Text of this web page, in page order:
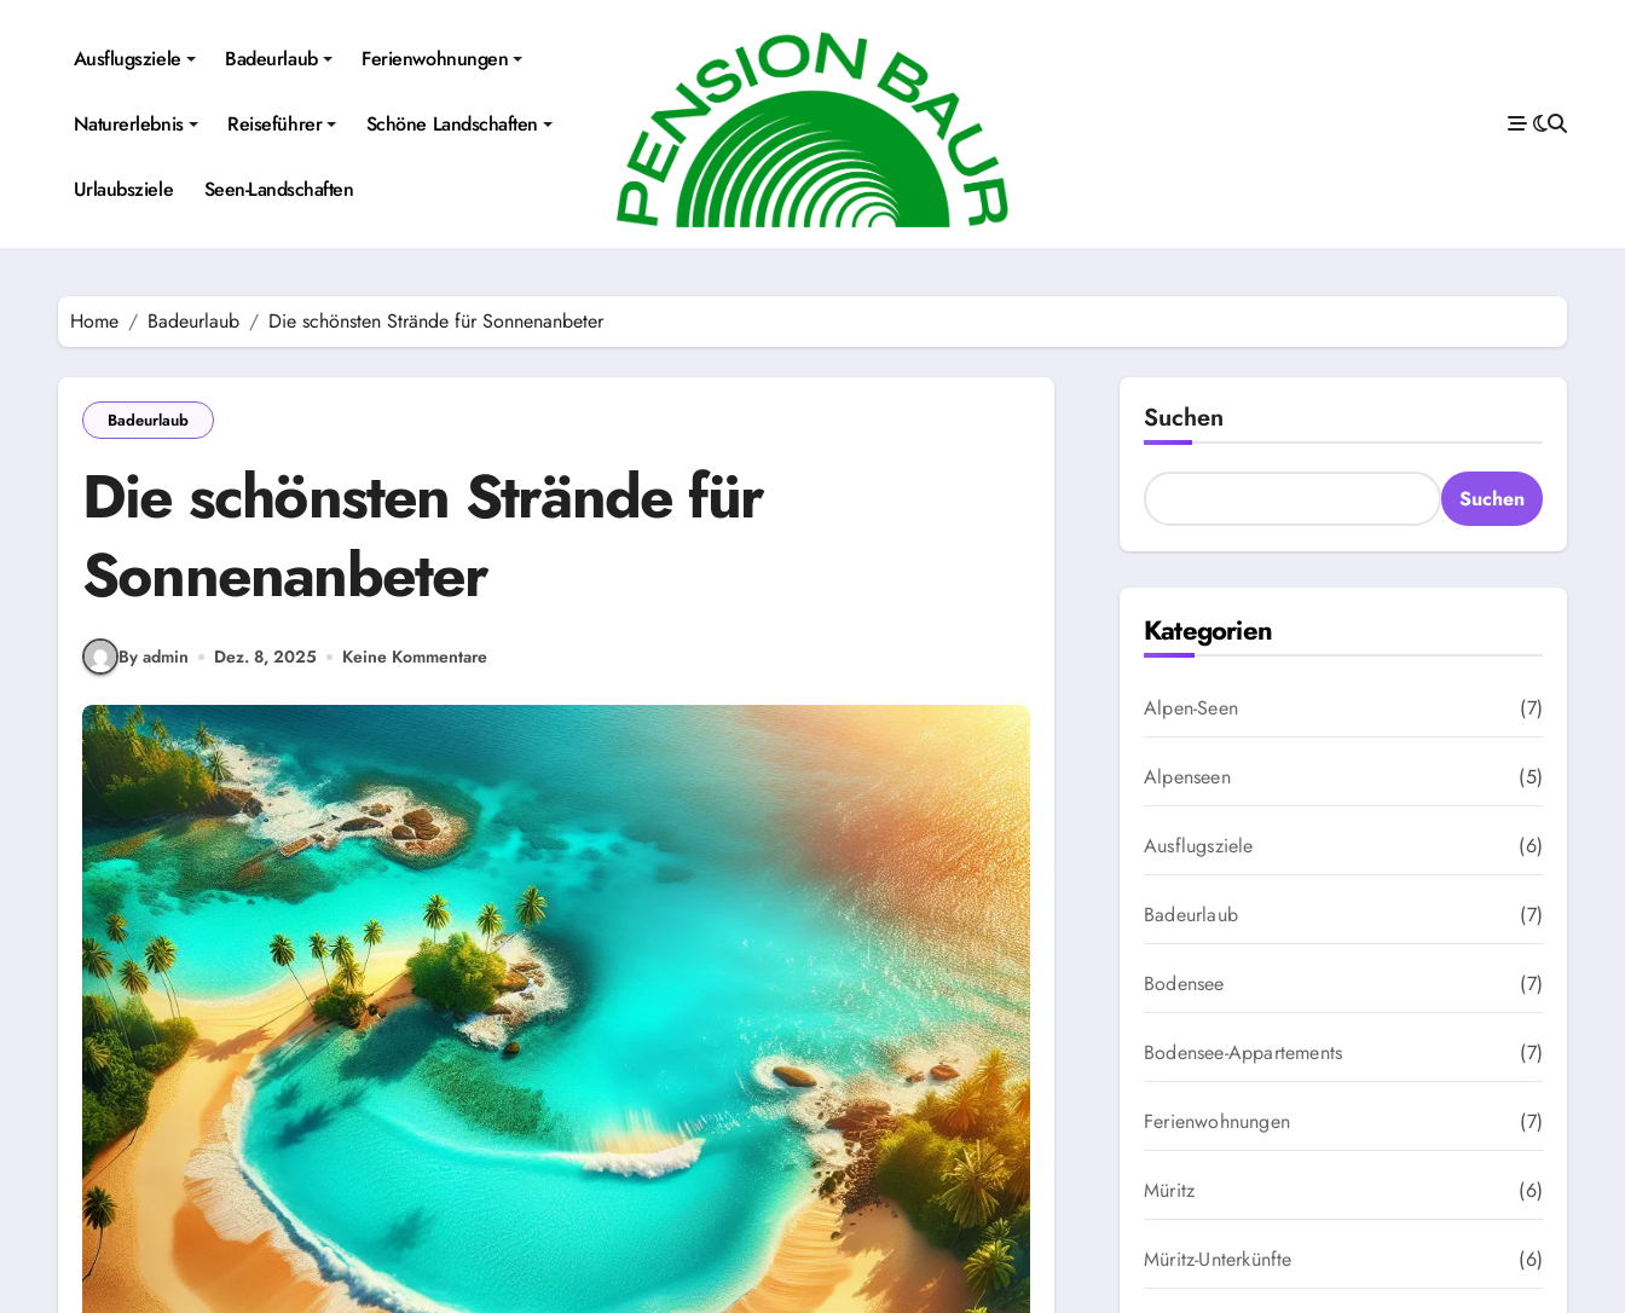
Ausflugsziele Badeurlaub Ferienwohnungen
Naturerlebnis Reiseführer Schöne Landschaften
Urlaubsziele Seen-Landschaften
Home Badeurlaub Die schönsten Strände für Sonnenanbeter
Badeurlaub
Die schönsten Strände für
Sonnenanbeter
By admin Dez. 8, 2025 Keine Kommentare
Suchen
Suchen
Kategorien
Alpen-Seen (7)
Alpenseen (5)
Ausflugsziele (6)
Badeurlaub (7)
Bodensee (7)
Bodensee-Appartements (7)
Ferienwohnungen (7)
Müritz (6)
Müritz-Unterkünfte (6)